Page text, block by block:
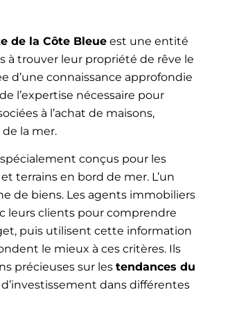
de la Côte Bleue est une entité
à trouver leur propriété de rêve le
d’une connaissance approfondie
l’expertise nécessaire pour
à l’achat de maisons,
la mer.
conçus pour les
terrains en bord de mer. L’un
de biens. Les agents immobiliers
leurs clients pour comprendre
puis utilisent cette information
le mieux à ces critères. Ils
précieuses sur les tendances du
d’investissement dans différentes